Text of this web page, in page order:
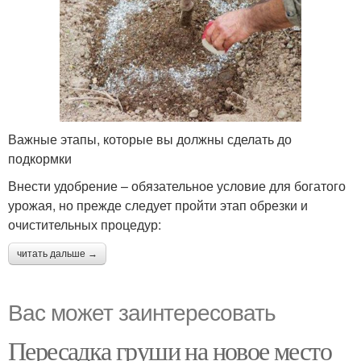
Важные этапы, которые вы должны сделать до
подкормки
Внести удобрение – обязательное условие для богатого
урожая, но прежде следует пройти этап обрезки и
очистительных процедур:
читать дальше →
Вас может заинтересовать
Пересадка груши на новое место